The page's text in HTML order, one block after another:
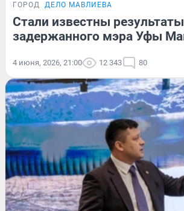
ГОРОД ДЕЛО МАВЛИЕВА
Стали известны
задержанного мэра Уфы
4 июня, 2026, 21:00 12 343 80